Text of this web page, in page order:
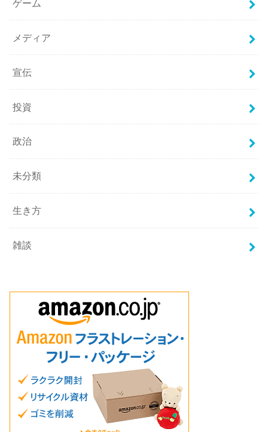
ゲーム
メディア
宣伝
投資
政治
未分類
生き方
雑談